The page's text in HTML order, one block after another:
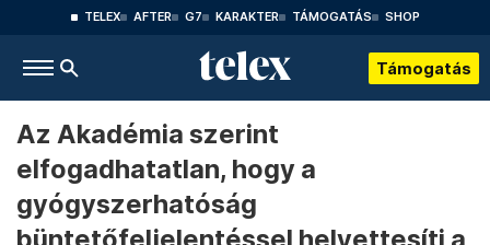
TELEX AFTER G7 KARAKTER TÁMOGATÁS SHOP
Támogatás
Az Akadémia szerint
elfogadhatatlan, hogy a
gyógyszerhatóság